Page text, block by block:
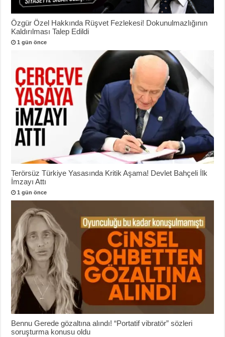
Özgür Özel Hakkında Rüşvet Fezlekesi! Dokunulmazlığının
Kaldırılması Talep Edildi
1 gün önce
Terörsüz Türkiye Yasasında Kritik Aşama! Devlet Bahçeli İlk
İmzayı Attı
1 gün önce
Bennu Gerede gözaltına alındı! “Portatif vibratör” sözleri
soruşturma konusu oldu